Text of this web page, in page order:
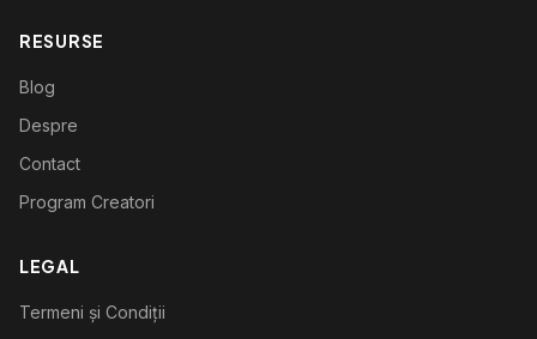
RESURSE
Blog
Despre
Contact
Program Creatori
LEGAL
Termeni și Condiții